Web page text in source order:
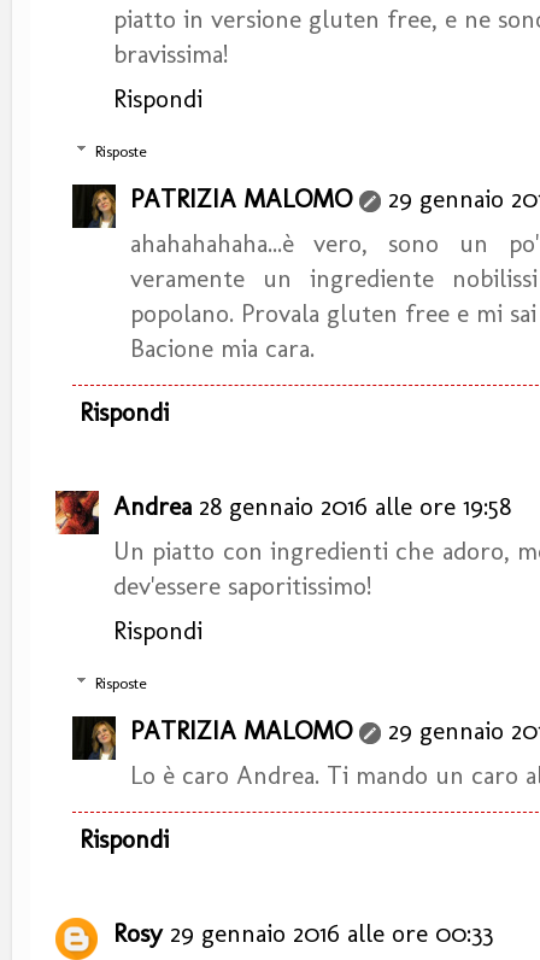
piatto in versione gluten free, e ne
bravissima!
Rispondi
Risposte
PATRIZIA MALOMO
29 gennaio
ahahahahaha...è vero, sono un
veramente un ingrediente
popolano. Provala gluten free e mi
Bacione mia cara.
Rispondi
Andrea 28 gennaio 2016 alle ore 19:58
Un piatto con ingredienti che adoro,
dev'essere saporitissimo!
Rispondi
Risposte
PATRIZIA MALOMO
29 gennaio
Lo è caro Andrea. Ti mando un caro
Rispondi
Rosy 29 gennaio 2016 alle ore 00:33